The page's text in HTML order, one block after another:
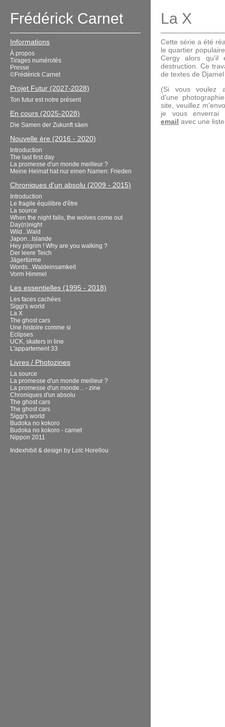
Frédérick Carnet
Informations
À propos
Tirages numérotés
Presse
©Frédérick Carnet
Projet Futur (2027-2028)
Ton futur est notre présent
En cours (2025-2028)
Die Samen der Zukunft säen
Nouvelle ère (2016 - 2020)
Introduction
The last first day
La promesse d'un monde meilleur ?
Meine Heimat hat nur einen Namen: Frieden
Chroniques d'un absolu (2009 - 2015)
Introduction
Le fragile équilibre d'être
La source
When the night falls, the wolves come out
Day(n)night
Wild...Wald
Japon...Islande
Hey pilgrim ! Why are you walking ?
Der leere Teich
Jägertürme
Words...Waldeinsamkeit
Vorm Himmel
Les essentielles (1995 - 2018)
Les faces cachées
Siggi's world
La X
The ghost cars
Une histoire comme si
Eclipses
UCK, skaters in line
L'appartement 33
Livres / Photozines
La source
La promesse d'un monde meilleur ?
La promesse d'un monde... - zine
Chroniques d'un absolu
The ghost cars
The ghost cars
Siggi's world
Budoka no kokoro
Budoka no kokoro - carnet
Nippon 2011
Indexhibit& design by Loïc Horellou
La X
Cette série a été
le quartier
Cergy alors qu'il
destruction. Ce
de textes de
(Si vous voulez
d'une
site, veuillez
je vous enverrai
email avec une